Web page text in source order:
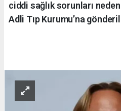
ciddi sağlık sorunları
Adli Tıp Kurumu’na